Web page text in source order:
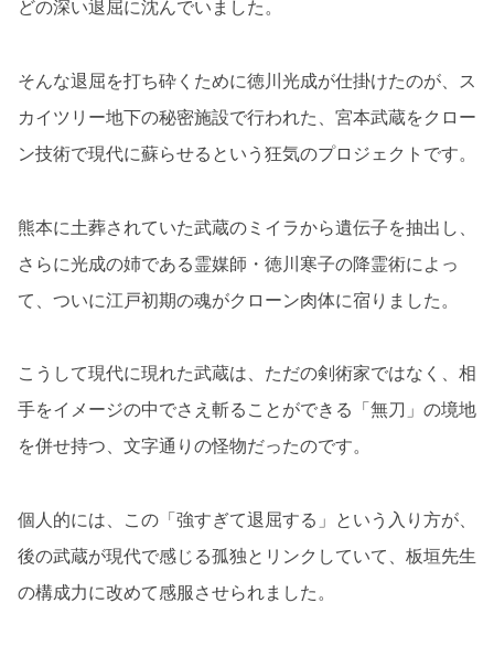
どの深い退屈に沈んでいました。
そんな退屈を打ち砕くために徳川光成が仕掛けたのが、ス
カイツリー地下の秘密施設で行われた、宮本武蔵をクロー
ン技術で現代に蘇らせるという狂気のプロジェクトです。
熊本に土葬されていた武蔵のミイラから遺伝子を抽出し、
さらに光成の姉である霊媒師・徳川寒子の降霊術によっ
て、ついに江戸初期の魂がクローン肉体に宿りました。
こうして現代に現れた武蔵は、ただの剣術家ではなく、相
手をイメージの中でさえ斬ることができる「無刀」の境地
を併せ持つ、文字通りの怪物だったのです。
個人的には、この「強すぎて退屈する」という入り方が、
後の武蔵が現代で感じる孤独とリンクしていて、板垣先生
の構成力に改めて感服させられました。